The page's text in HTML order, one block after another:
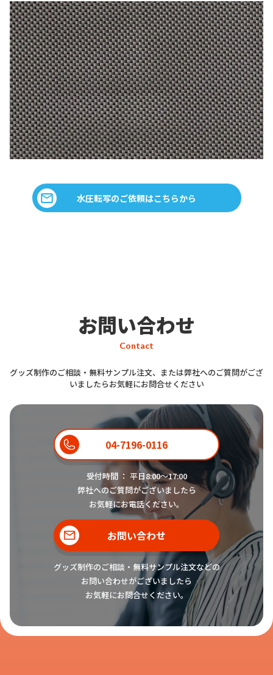
水圧転写のご依頼はこちらから
お問い合わせ
Contact
グッズ制作のご相談・無料サンプル注文、または弊社へのご質問がござ
いましたらお気軽にお問合せください
04-7196-0116
受付時間 ： 平日8:00〜17:00
弊社へのご質問がございましたら
お気軽にお電話ください。
お問い合わせ
グッズ制作のご相談・無料サンプル注文などの
お問い合わせがございましたら
お気軽にお問合せください。